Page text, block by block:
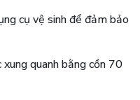
cụ vệ sinh để đảm bảo
quanh bằng cồn 70